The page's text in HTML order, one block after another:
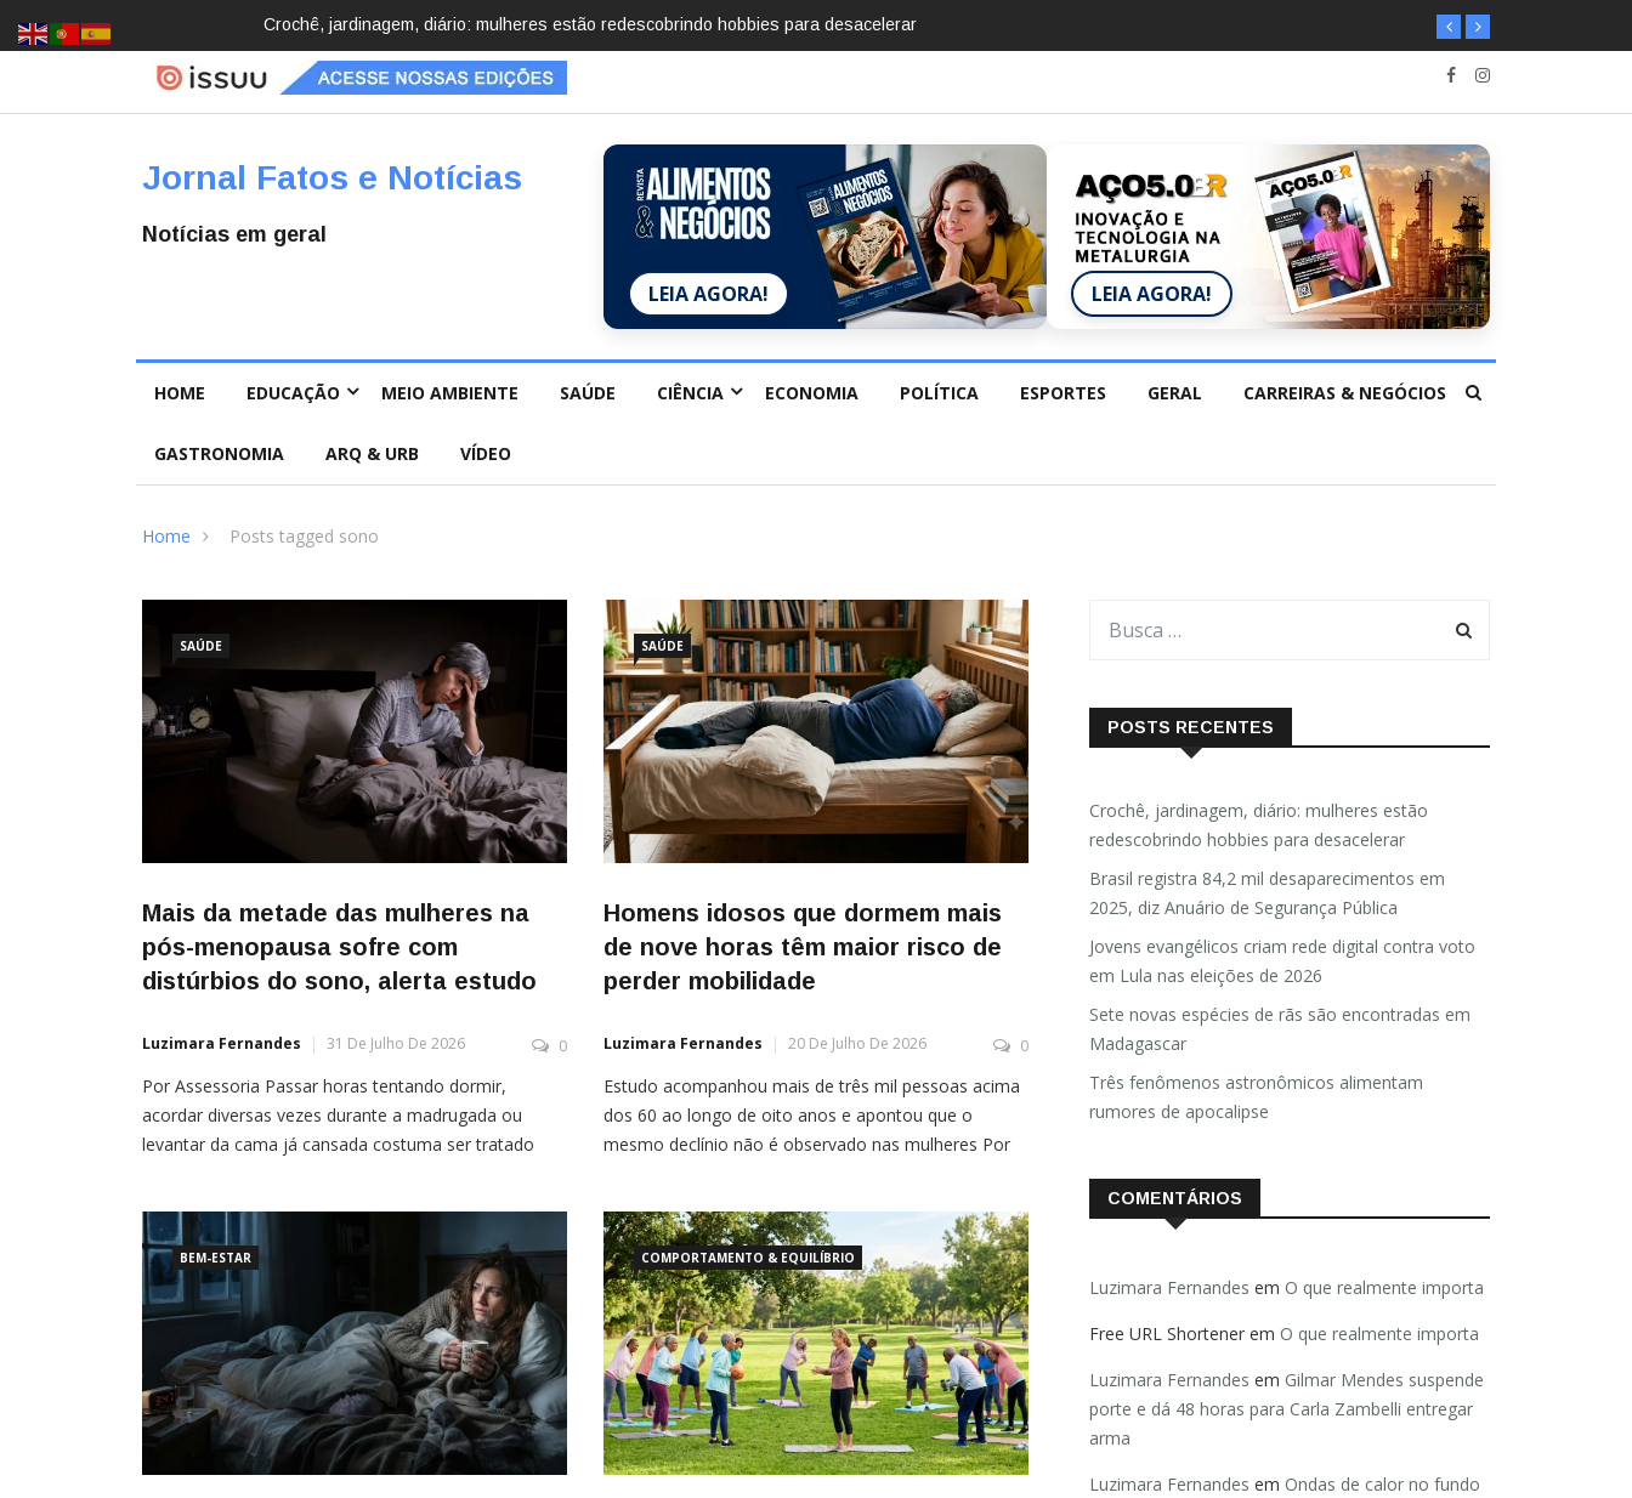
Brasil registra 84,2 mil desaparecimentos em 2025, diz Anuário de Segurança Pública
Jornal Fatos e Notícias
Notícias em geral
LEIA AGORA! LEIA AGORA!
HOME EDUCAÇÃO MEIO AMBIENTE SAÚDE CIÊNCIA ECONOMIA POLÍTICA ESPORTES GERAL CARREIRAS & NEGÓCIOS
GASTRONOMIA ARQ & URB VÍDEO
Home Posts tagged sono
SAÚDE
Mais da metade das mulheres na
pós-menopausa sofre com
distúrbios do sono, alerta estudo
Luzimara Fernandes 31 De Julho De 2026 0
Por Assessoria Passar horas tentando dormir,
acordar diversas vezes durante a madrugada ou
levantar da cama já cansada costuma ser tratado
problemas de sono sejam comuns nessa fase da
vida, eles não
SAÚDE
Homens idosos que dormem mais
de nove horas têm maior risco de
perder mobilidade
Luzimara Fernandes 20 De Julho De 2026 0
Estudo acompanhou mais de três mil pessoas acima
dos 60 ao longo de oito anos e apontou que o
mesmo declínio não é observado nas mulheres Por
estratégia simples, barata e eficaz para prever e
prevenir a perda de mobilidade. […]
BEM-ESTAR COMPORTAMENTO & EQUILÍBRIO
POSTS RECENTES
Crochê, jardinagem, diário: mulheres estão
redescobrindo hobbies para desacelerar
Brasil registra 84,2 mil desaparecimentos em
2025, diz Anuário de Segurança Pública
Jovens evangélicos criam rede digital contra voto
em Lula nas eleições de 2026
Sete novas espécies de rãs são encontradas em
Madagascar
Três fenômenos astronômicos alimentam
rumores de apocalipse
COMENTÁRIOS
Luzimara Fernandes em O que realmente importa
Free URL Shortener em O que realmente importa
Luzimara Fernandes em Gilmar Mendes suspende
porte e dá 48 horas para Carla Zambelli entregar
arma
Luzimara Fernandes em Ondas de calor no fundo